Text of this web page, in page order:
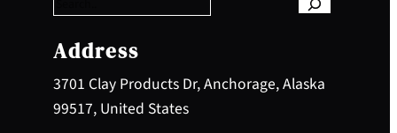
c
h
Address
3701 Clay Products Dr, Anchorage, Alaska
99517, United States